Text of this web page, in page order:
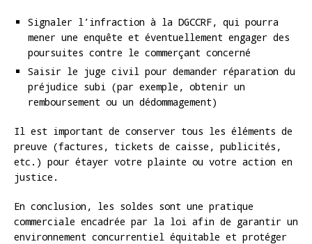
Signaler l’infraction à la DGCCRF, qui pourra
mener une enquête et éventuellement engager des
poursuites contre le commerçant concerné
Saisir le juge civil pour demander réparation du
préjudice subi (par exemple, obtenir un
remboursement ou un dédommagement)
Il est important de conserver tous les éléments de
preuve (factures, tickets de caisse, publicités,
etc.) pour étayer votre plainte ou votre action en
justice.
En conclusion, les soldes sont une pratique
commerciale encadrée par la loi afin de garantir un
environnement concurrentiel équitable et protéger